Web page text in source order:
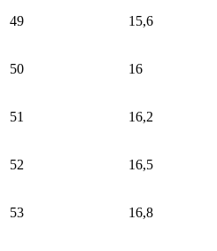
49 15,6
50 16
51 16,2
52 16,5
53 16,8